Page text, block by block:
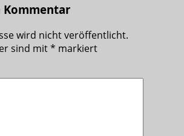
Kommentar
wird nicht veröffentlicht.
sind mit* markiert